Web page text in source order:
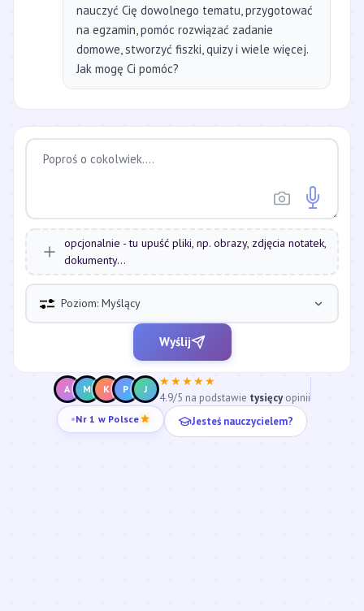
nauczyć Cię dowolnego tematu, przygotować
na egzamin, pomóc rozwiązać zadanie
domowe, stworzyć fiszki, quizy i wiele więcej.
Jak mogę Ci pomóc?
opcjonalnie - tu upuść pliki, np. obrazy, zdjęcia notatek,
dokumenty...
Poziom: Myślący
Wyślij
A M K P J
★★★★★
4.9/5 na podstawie tysięcyopinii
Nr 1 w Polsce Jesteś nauczycielem?